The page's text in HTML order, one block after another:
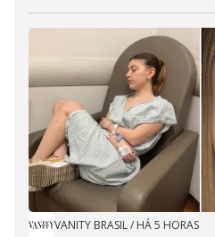
VANITY BRASIL/ HÁ 5 HORAS